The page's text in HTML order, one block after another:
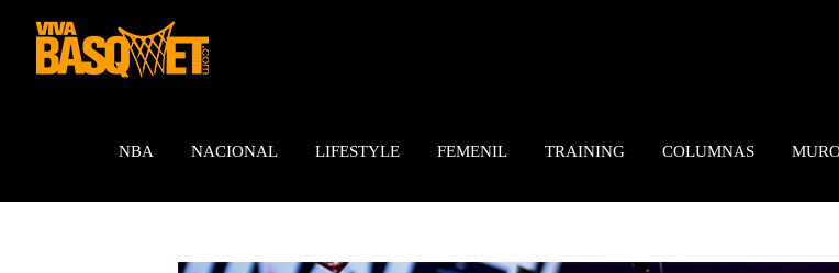
contenido
NBA NACIONAL LIFESTYLE FEMENIL TRAINING COLUMNAS